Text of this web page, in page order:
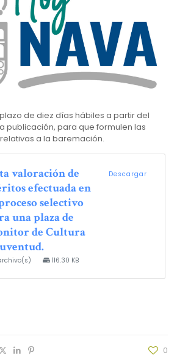
de diez días hábiles a partir del
publicación, para que formulen las
a la baremación.
valoración de
efectuada en
selectivo
una plaza de
de Cultura
116.30 KB
Descargar
0